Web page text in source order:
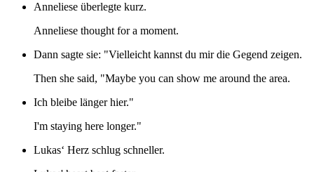
Anneliese überlegte kurz.
Anneliese thought for a moment.
Dann sagte sie: "Vielleicht kannst du mir die Gegend zeigen.
Then she said, "Maybe you can show me around the area.
Ich bleibe länger hier."
I'm staying here longer."
Lukas‘ Herz schlug schneller.